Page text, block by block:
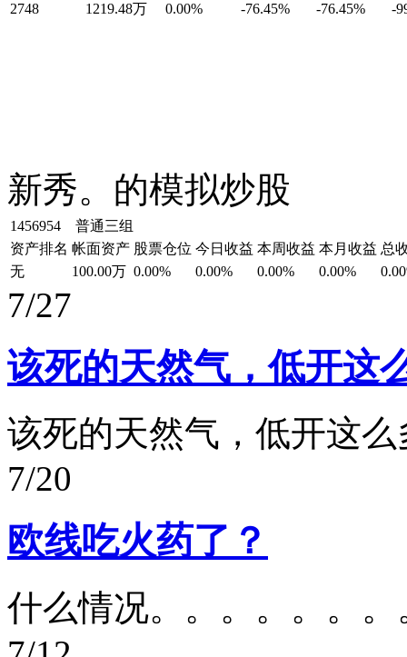
2748
1219.48万 0.00% -76.45% -76.45% -
新秀。的模拟炒股
1456954 普通三组
资产排名 帐面资产 股票仓位 今日收益 本周收益 本月收益 总
无
100.00万 0.00% 0.00% 0.00% 0.00%
7/27
该死的天然气，低开这
该死的天然气，低开这
7/20
欧线吃火药了？
什么情况。。。。。。。